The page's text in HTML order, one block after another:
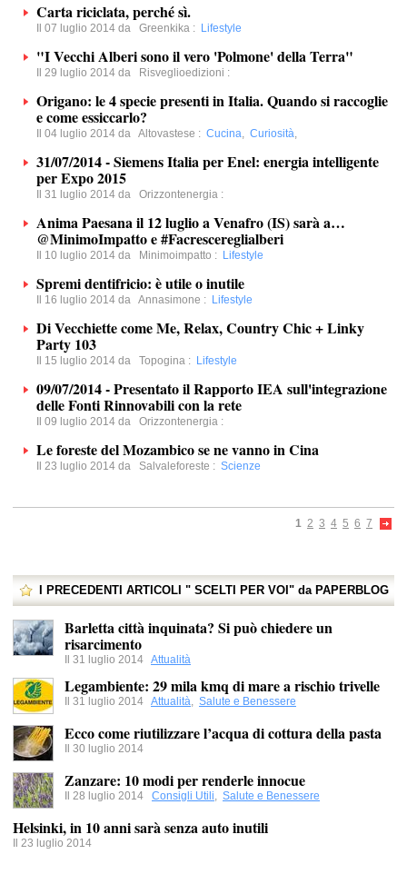
Carta riciclata, perché sì.
Il 07 luglio 2014 da Greenkika : Lifestyle
"I Vecchi Alberi sono il vero 'Polmone' della Terra"
Il 29 luglio 2014 da Risveglioedizioni :
Origano: le 4 specie presenti in Italia. Quando si raccoglie
e come essiccarlo?
Il 04 luglio 2014 da Altovastese : Cucina, Curiosità,
31/07/2014 - Siemens Italia per Enel: energia intelligente
per Expo 2015
Il 31 luglio 2014 da Orizzontenergia :
Anima Paesana il 12 luglio a Venafro (IS) sarà a…
@MinimoImpatto e #Facrescereglialberi
Il 10 luglio 2014 da Minimoimpatto : Lifestyle
Spremi dentifricio: è utile o inutile
Il 16 luglio 2014 da Annasimone : Lifestyle
Di Vecchiette come Me, Relax, Country Chic + Linky
Party 103
Il 15 luglio 2014 da Topogina : Lifestyle
09/07/2014 - Presentato il Rapporto IEA sull'integrazione
delle Fonti Rinnovabili con la rete
Il 09 luglio 2014 da Orizzontenergia :
Le foreste del Mozambico se ne vanno in Cina
Il 23 luglio 2014 da Salvaleforeste : Scienze
1 2 3 4 5 6 7
I PRECEDENTI ARTICOLI " SCELTI PER VOI" da PAPERBLOG
Barletta città inquinata? Si può chiedere un
risarcimento
Il 31 luglio 2014 Attualità
Legambiente: 29 mila kmq di mare a rischio trivelle
Il 31 luglio 2014 Attualità, Salute e Benessere
Ecco come riutilizzare l’acqua di cottura della pasta
Il 30 luglio 2014
Zanzare: 10 modi per renderle innocue
Il 28 luglio 2014 Consigli Utili, Salute e Benessere
Helsinki, in 10 anni sarà senza auto inutili
Il 23 luglio 2014